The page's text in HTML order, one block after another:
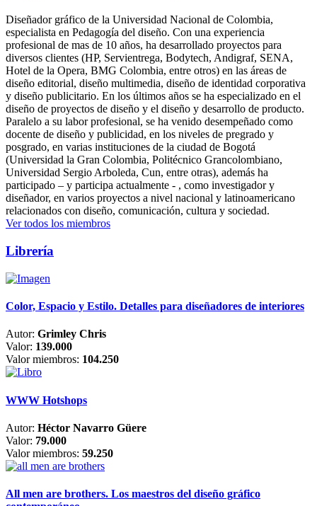
Diseñador gráfico de la Universidad Nacional de Colombia,
especialista en Pedagogía del diseño. Con una experiencia
profesional de mas de 10 años, ha desarrollado proyectos para
diversos clientes (HP, Servientrega, Bodytech, Andigraf, SENA,
Hotel de la Opera, BMG Colombia, entre otros) en las áreas de
diseño editorial, diseño multimedia, diseño de identidad corporativa
y diseño publicitario. En los últimos años se ha especializado en el
diseño de proyectos de diseño y el diseño y desarrollo de producto.
Paralelo a su labor profesional, se ha venido desempeñado como
docente de diseño y publicidad, en los niveles de pregrado y
posgrado, en varias instituciones de la ciudad de Bogotá
(Universidad la Gran Colombia, Politécnico Grancolombiano,
Universidad Sergio Arboleda, Cun, entre otras), además ha
participado – y participa actualmente - , como investigador y
diseñador, en varios proyectos a nivel nacional y latinoamericano
relacionados con diseño, comunicación, cultura y sociedad.
Ver todos los miembros
Librería
Color, Espacio y Estilo. Detalles para diseñadores de interiores
Autor: Grimley Chris
Valor: 139.000
Valor miembros: 104.250
WWW Hotshops
Autor: Héctor Navarro Güere
Valor: 79.000
Valor miembros: 59.250
All men are brothers. Los maestros del diseño gráfico